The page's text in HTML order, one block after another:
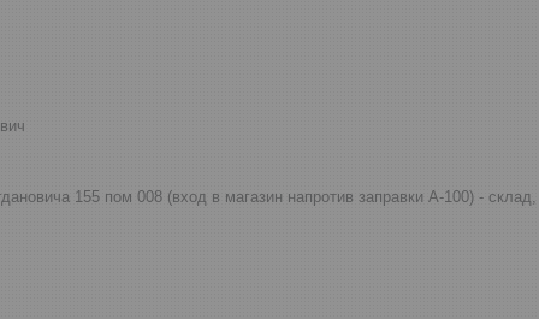
155 пом 008 (вход в магазин напротив заправки А-100) -